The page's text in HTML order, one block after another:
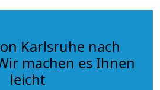
Karlsruhe nach
machen es Ihnen
leicht